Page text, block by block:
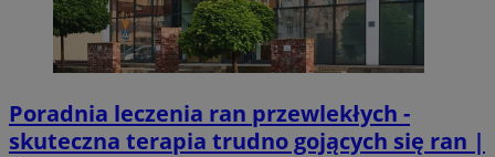
Poradnia leczenia ran przewlekłych -
skuteczna terapia trudno gojących się ran |